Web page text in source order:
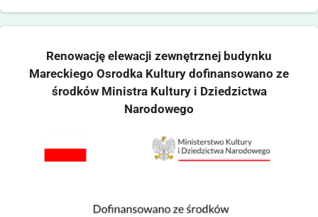
Renowację elewacji zewnętrznej budynku
Mareckiego Osrodka Kultury dofinansowano ze
środków Ministra Kultury i Dziedzictwa
Narodowego